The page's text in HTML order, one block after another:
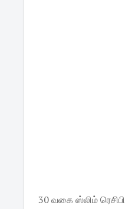
30 வகை ஸ்லிம் ரெசிபி